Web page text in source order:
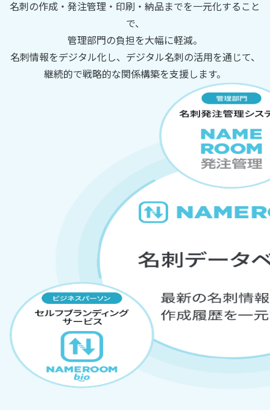
名刺の作成・発注管理・印刷・納品までを一元化すること
で、
管理部門の負担を大幅に軽減。
名刺情報をデジタル化し、デジタル名刺の活用を通じて、
継続的で戦略的な関係構築を支援します。